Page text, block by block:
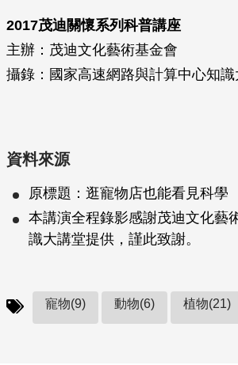
2017茂迪關懷系列科普講座
主辦：茂迪文化藝術基金會
攝錄：國家高速網路與計算中心知識
資料來源
原標題：逛寵物店也能看見科學
本講演全程錄影感謝茂迪文化藝
識大講堂提供，謹此致謝。
寵物(9) 動物(6) 植物(21)